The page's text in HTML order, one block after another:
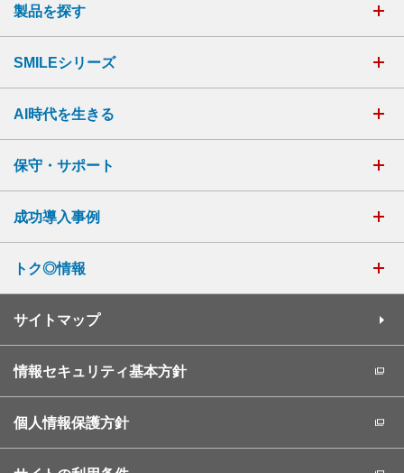
製品を探す
SMILEシリーズ
AI時代を生きる
保守・サポート
成功導入事例
トク◎情報
サイトマップ
情報セキュリティ基本方針
個人情報保護方針